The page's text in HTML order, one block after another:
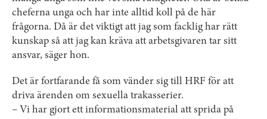
cheferna unga och har inte alltid koll på de här
frågorna. Då är det viktigt att jag som facklig har rätt
kunskap så att jag kan kräva att arbetsgivaren tar sitt
ansvar, säger hon.
Det är fortfarande få som vänder sig till HRF för att
driva ärenden om sexuella trakasserier.
– Vi har gjort ett informationsmaterial att sprida på